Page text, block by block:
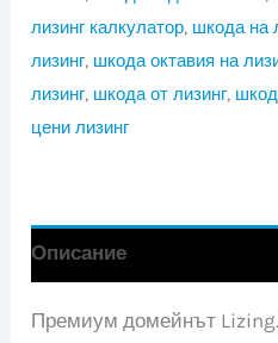
лизинг калкулатор, шкода на
лизинг, шкода октавия на
лизинг, шкода от лизинг,
цени лизинг
Описание
Премиум домейнът